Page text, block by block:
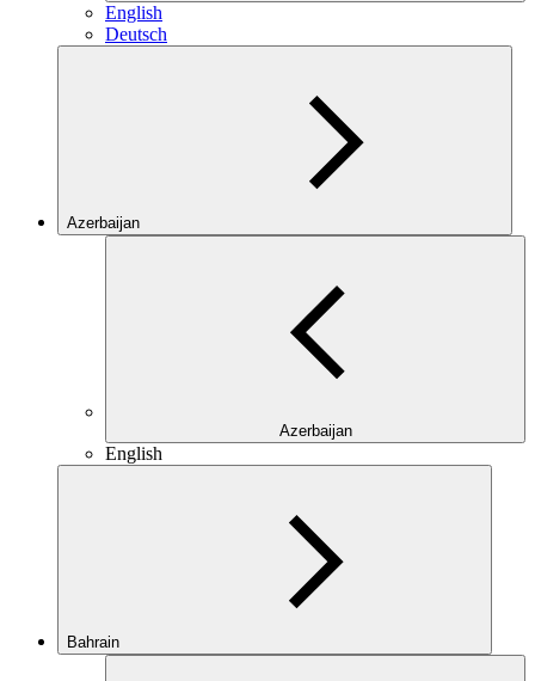
English
Deutsch
Azerbaijan
Azerbaijan
English
Bahrain